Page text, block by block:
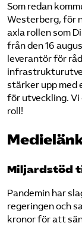
Som redan
Westerberg, för
axla rollen som
från den 16
leverantör för
stärker upp med
för utveckling. Vi
roll!
Miljardstöd
Pandemin har
regeringen och
kronor för att